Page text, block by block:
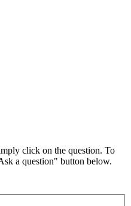
click on the question. To
a question" button below.